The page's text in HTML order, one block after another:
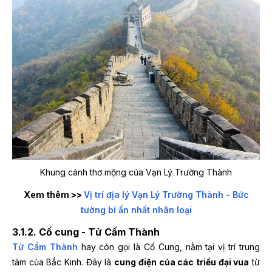
Khung cảnh thơ mộng của Vạn Lý Trường Thành
Xem thêm >> Vị trí địa lý Vạn Lý Trường Thành - Bức
tường bí ẩn nhất nhân loại
3.1.2. Cố cung - Tử Cấm Thành
Tử Cẩm Thành hay còn gọi là Cố Cung, nằm tại vị trí trung
tâm của Bắc Kinh. Đây là cung điện của các triều đại vua từ